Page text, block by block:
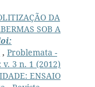
DA
SOB A
, Problemata -
3 n. 1 (2012)
ENSAIO